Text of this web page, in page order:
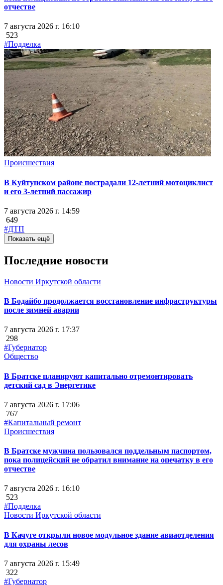
отчестве
7 августа 2026 г. 16:10
523
#Подделка
Происшествия
В Куйтунском районе пострадали 12-летний мотоциклист
и его 3-летний пассажир
7 августа 2026 г. 14:59
649
#ДТП
Показать ещё
Последние новости
Новости Иркутской области
В Бодайбо продолжается восстановление инфраструктуры
после зимней аварии
7 августа 2026 г. 17:37
298
#Губернатор
Общество
В Братске планируют капитально отремонтировать
детский сад в Энергетике
7 августа 2026 г. 17:06
767
#Капитальный ремонт
Происшествия
В Братске мужчина пользовался поддельным паспортом,
пока полицейский не обратил внимание на опечатку в его
отчестве
7 августа 2026 г. 16:10
523
#Подделка
Новости Иркутской области
В Качуге открыли новое модульное здание авиаотделения
для охраны лесов
7 августа 2026 г. 15:49
322
#Губернатор